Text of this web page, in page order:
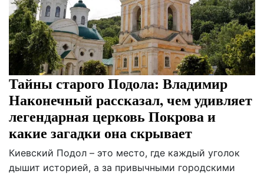
Тайны старого Подола: Владимир
Наконечный рассказал, чем удивляет
легендарная церковь Покрова и
какие загадки она скрывает
Киевский Подол – это место, где каждый уголок
дышит историей, а за привычными городскими